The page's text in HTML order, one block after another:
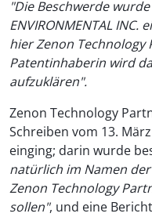
"Die Beschwerde
ENVIRONMENTAL
hier Zenon
Patentinhaberin wird
aufzuklären".
Zenon Technology
Schreiben vom 13.
einging; darin wurde
natürlich im Namen
Zenon Technology
sollen", und eine